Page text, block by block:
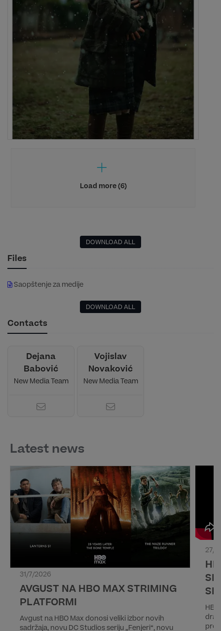
Load more (6)
DOWNLOAD ALL
Files
Saopštenje za medije
DOWNLOAD ALL
Contacts
Dejana
Babović
New Media Team
Vojislav
Novaković
New Media Team
Latest news
31/7/2026
AVGUST NA HBO MAX STRIMING
PLATFORMI
Avgust na HBO Max donosi veliki izbor novih
sadržaja, novu DC Studios seriju „Fenjeri“, novu
27/